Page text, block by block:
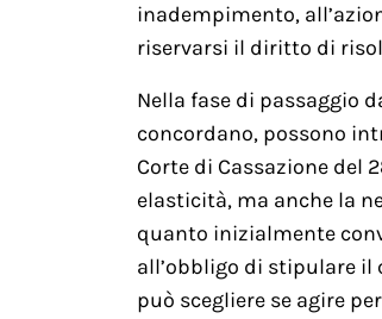
inadempimento,
riservarsi il diritto di
Nella fase di passaggio
concordano, possono
Corte di Cassazione del
elasticità, ma anche la
quanto inizialmente
all’obbligo di stipulare
può scegliere se agire